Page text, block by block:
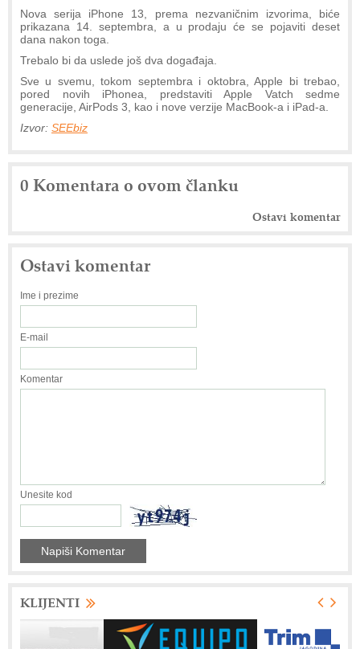
Nova serija iPhone 13, prema nezvaničnim izvorima, biće
prikazana 14. septembra, a u prodaju će se pojaviti deset
dana nakon toga.
Trebalo bi da uslede još dva događaja.
Sve u svemu, tokom septembra i oktobra, Apple bi trebao,
pored novih iPhonea, predstaviti Apple Vatch sedme
generacije, AirPods 3, kao i nove verzije MacBook-a i iPad-a.
Izvor: SEEbiz
0 Komentara o ovom članku
Ostavi komentar
Ostavi komentar
Ime i prezime
E-mail
Komentar
Unesite kod
KLIJENTI